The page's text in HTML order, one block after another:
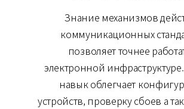
Знание механизмов
коммуникационных
позволяет точнее
электронной
навык облегчает
устройств, проверку сбоев а